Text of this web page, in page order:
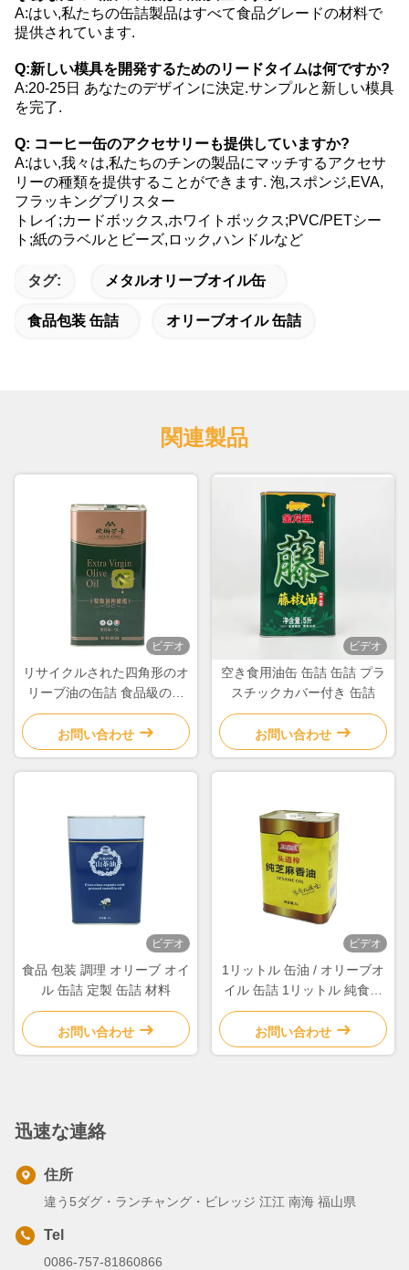
A:はい,私たちの缶詰製品はすべて食品グレードの材料で
提供されています.
Q:新しい模具を開発するためのリードタイムは何ですか?
A:20-25日 あなたのデザインに決定.サンプルと新しい模具
を完了.
Q: コーヒー缶のアクセサリーも提供していますか?
A:はい,我々は,私たちのチンの製品にマッチするアクセサ
リーの種類を提供することができます. 泡,スポンジ,EVA,
フラッキングブリスター
トレイ;カードボックス,ホワイトボックス;PVC/PETシー
ト;紙のラベルとビーズ,ロック,ハンドルなど
タグ: メタルオリーブオイル缶
食品包装 缶詰 オリーブオイル 缶詰
関連製品
ビデオ
リサイクルされた四角形のオ
リーブ油の缶詰 食品級の調
理油の缶詰
お問い合わせ
ビデオ
空き食用油缶 缶詰 缶詰 プラ
スチックカバー付き 缶詰
お問い合わせ
ビデオ
食品 包装 調理 オリーブ オイ
ル 缶詰 定製 缶詰 材料
お問い合わせ
ビデオ
1リットル 缶油 / オリーブオ
イル 缶詰 1リットル 純食用
油用 缶詰
お問い合わせ
迅速な連絡
住所
違う5ダグ・ランチャング・ビレッジ 江江 南海 福山県
Tel
0086-757-81860866